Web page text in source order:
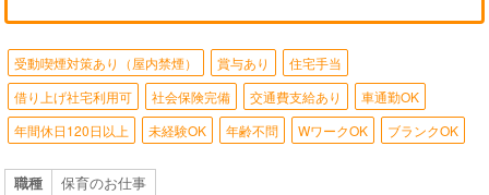
受動喫煙対策あり（屋内禁煙） 賞与あり
住宅手当
借り上げ社宅利用可
社会保険完備 交通費支給あり
車通勤OK
年間休日120日以上
未経験OK 年齢不問 WワークOK ブランクOK
職種
保育のお仕事